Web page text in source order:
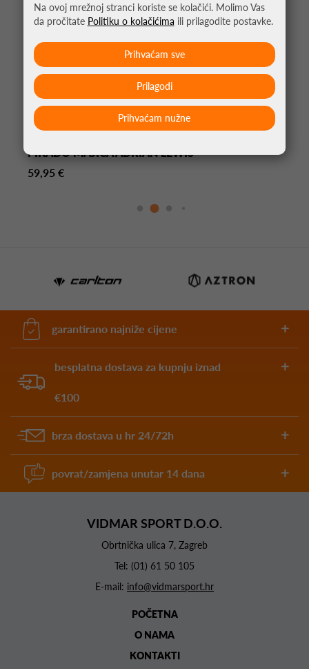
PIKADO MAJICA ADRIAN LEWIS
59,95 €
garantirano najniže cijene
besplatna dostava za kupnju iznad
€100
brza dostava u hr 24/72h
povrat/zamjena unutar 14 dana
VIDMAR SPORT D.O.O.
Obrtnička ulica 7, Zagreb
Tel: (01) 61 50 105
E-mail: info@vidmarsport.hr
POČETNA
O NAMA
KONTAKTI
Na ovoj mrežnoj stranci koriste se kolačići. Molimo Vas
da pročitate Politiku o kolačićima ili prilagodite postavke.
Prihvaćam nužne
Prilagodi
Prihvaćam sve